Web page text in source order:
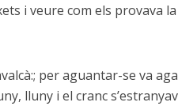
i veure com els provava
per aguantar-se va
lluny i el cranc